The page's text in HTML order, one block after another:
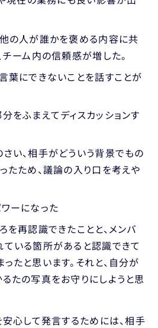
の人が誰かを褒める内容に共
チーム内の信頼感が増した。
葉にできないことを話すことが
をふまえてディスカッションす
い、相手がどういう背景でもの
たため、議論の入り口を考えや
ーになった
を再認識できたことと、メンバ
いる箇所があると認識できて
たと思います。それと、自分が
たの写真をお守りにしようと思
心して発言するためには、相手